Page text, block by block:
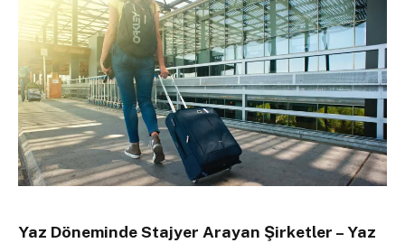
Yaz Döneminde Stajyer Arayan Şirketler – Yaz